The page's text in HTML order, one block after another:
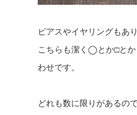
ピアスやイヤリングもあ
こちらも潔く◯とか□と
わせです。
どれも数に限りがあるの